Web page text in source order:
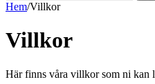
Hem/Villkor
Villkor
Här finns våra villkor som ni kan